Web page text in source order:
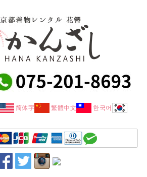
简体字 繁體中文 한국어